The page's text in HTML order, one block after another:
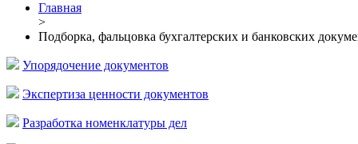
Главная
>
Подборка, фальцовка бухгалтерских и банковских
Упорядочение документов
Экспертиза ценности документов
Разработка номенклатуры дел